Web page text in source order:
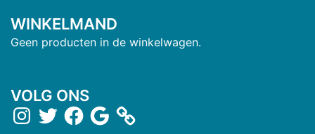
WINKELMAND
Geen producten in de winkelwagen.
VOLG ONS